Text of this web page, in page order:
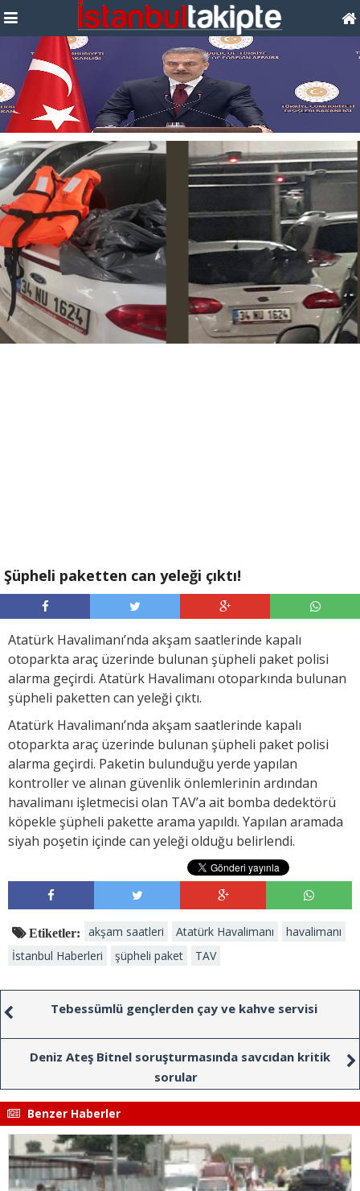
Şüpheli paketten can yeleği çıktı!
Atatürk Havalimanı’nda akşam saatlerinde kapalı
otoparkta araç üzerinde bulunan şüpheli paket polisi
alarma geçirdi. Atatürk Havalimanı otoparkında bulunan
şüpheli paketten can yeleği çıktı.
Atatürk Havalimanı’nda akşam saatlerinde kapalı
otoparkta araç üzerinde bulunan şüpheli paket polisi
alarma geçirdi. Paketin bulunduğu yerde yapılan
kontroller ve alınan güvenlik önlemlerinin ardından
havalimanı işletmecisi olan TAV’a ait bomba dedektörü
köpekle şüpheli pakette arama yapıldı. Yapılan aramada
siyah poşetin içinde can yeleği olduğu belirlendi.
Etiketler: akşam saatleri Atatürk Havalimanı
havalimanı
İstanbul Haberleri
şüpheli paket TAV
Tebessümlü gençlerden çay ve kahve servisi
Deniz Ateş Bitnel soruşturmasında savcıdan kritik
sorular
Benzer Haberler